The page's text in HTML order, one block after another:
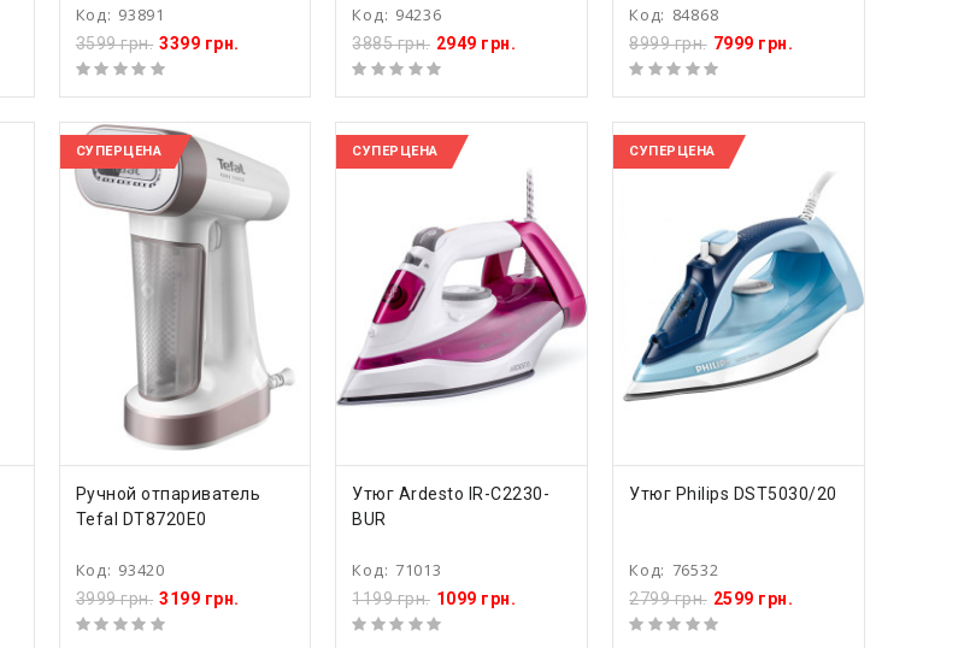
Код: 93891
3599 грн. 3399 грн.
Код: 94236
3885 грн. 2949 грн.
Код: 84868
8999 грн. 7999 грн.
СУПЕРЦЕНА
КУПИТЬ
Ручной отпариватель
Tefal DT8720E0
Код: 93420
3999 грн. 3199 грн.
СУПЕРЦЕНА
КУПИТЬ
Утюг Ardesto IR-C2230-
BUR
Код: 71013
1199 грн. 1099 грн.
СУПЕРЦЕНА
КУПИТЬ
Утюг Philips DST5030/20
Код: 76532
2799 грн. 2599 грн.